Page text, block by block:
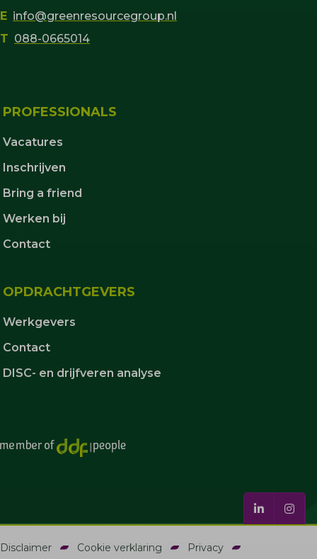
E info@greenresourcegroup.nl
T 088-0665014
PROFESSIONALS
Vacatures
Inschrijven
Bring a friend
Werken bij
Contact
OPDRACHTGEVERS
Werkgevers
Contact
DISC- en drijfveren analyse
Disclaimer Cookie verklaring Privacy